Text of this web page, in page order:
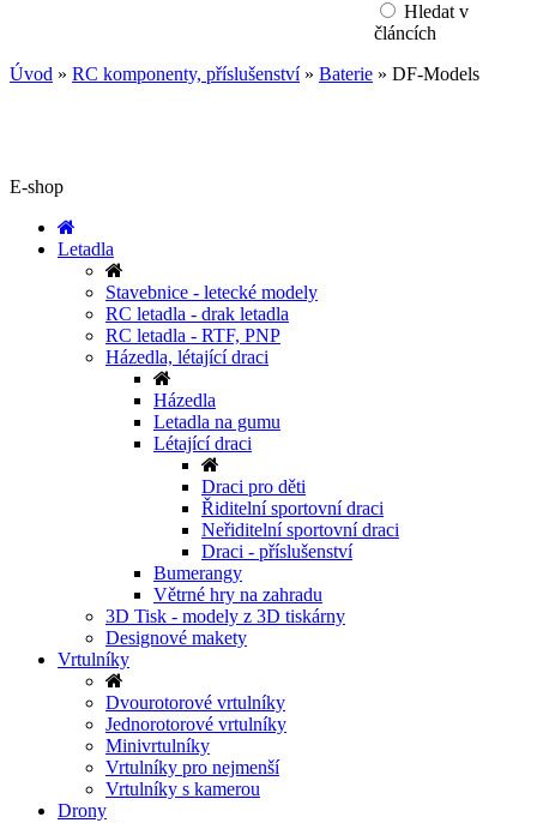
Hledat v
článcích
Úvod » RC komponenty, příslušenství » Baterie » DF-Models
E-shop
Letadla
Stavebnice - letecké modely
RC letadla - drak letadla
RC letadla - RTF, PNP
Házedla, létající draci
Házedla
Letadla na gumu
Létající draci
Draci pro děti
Řiditelní sportovní draci
Neřiditelní sportovní draci
Draci - příslušenství
Bumerangy
Větrné hry na zahradu
3D Tisk - modely z 3D tiskárny
Designové makety
Vrtulníky
Dvourotorové vrtulníky
Jednorotorové vrtulníky
Minivrtulníky
Vrtulníky pro nejmenší
Vrtulníky s kamerou
Drony